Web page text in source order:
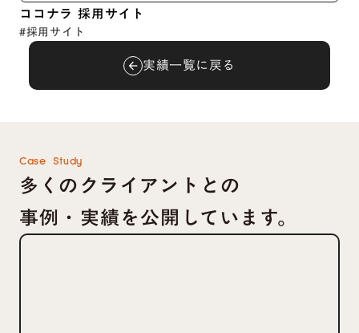
ココナラ 採用サイト
#採用サイト
arrow_back 実績一覧に戻る
Case Study
多くのクライアントとの
事例・実績を公開しています。